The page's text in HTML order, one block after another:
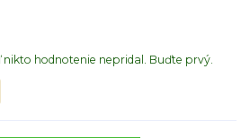
hodnotenie nepridal. Buďte prvý.